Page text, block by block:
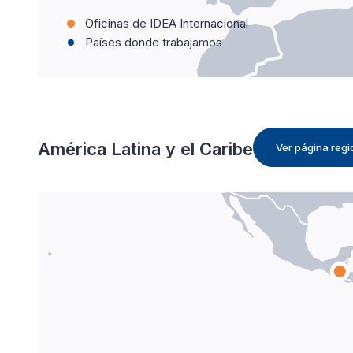
Oficinas de IDEA Internacional
Países donde trabajamos
América Latina y el Caribe Ver página